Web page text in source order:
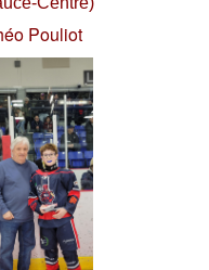
Pouliot